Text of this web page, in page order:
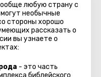
любую страну с
необычные
стороны хорошо
рассказать о
вы узнаете о
- это часть
библейского